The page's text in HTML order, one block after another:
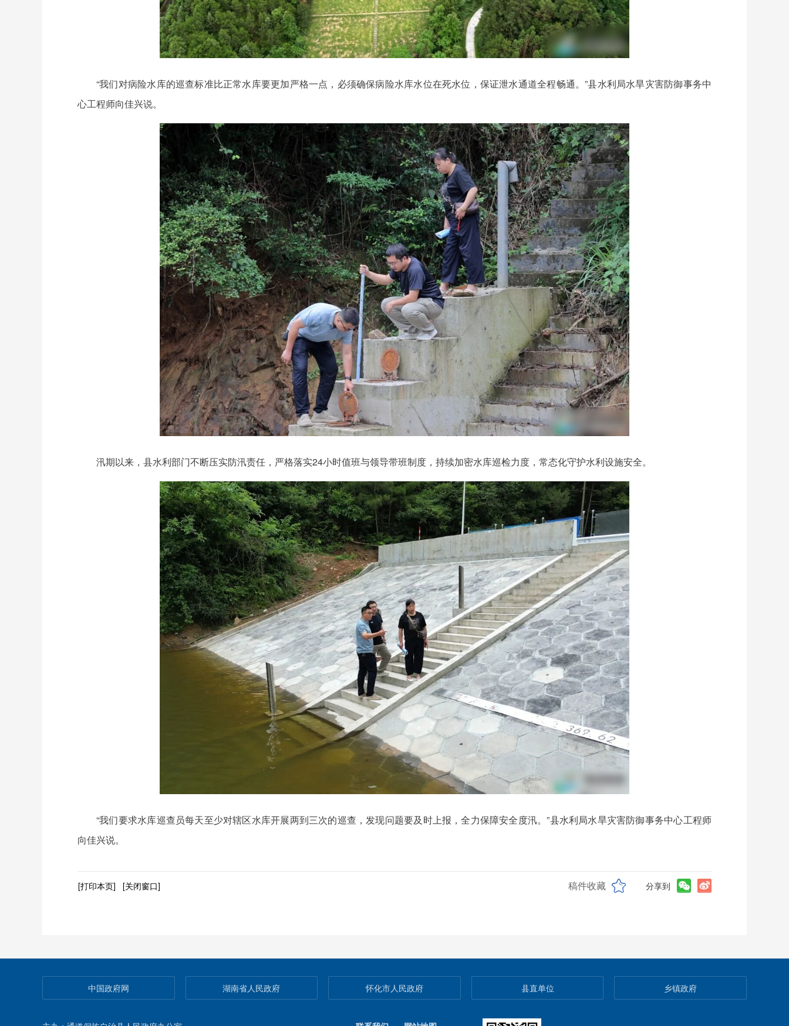
“我们对病险水库的巡查标准比正常水库要更加严格一点，必须确保病险水库水位在死水位，保证泄水通道全程畅通。”县水利局水旱灾害防御事务中
心工程师向佳兴说。
汛期以来，县水利部门不断压实防汛责任，严格落实24小时值班与领导带班制度，持续加密水库巡检力度，常态化守护水利设施安全。
“我们要求水库巡查员每天至少对辖区水库开展两到三次的巡查，发现问题要及时上报，全力保障安全度汛。”县水利局水旱灾害防御事务中心工程师
向佳兴说。
[打印本页] [关闭窗口] 稿件收藏 分享到
中国政府网 湖南省人民政府 怀化市人民政府 县直单位 乡镇政府